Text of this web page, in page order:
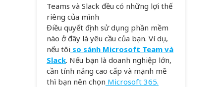
Teams và Slack đều có những lợi thế
riêng của mình
Điều quyết định sử dụng phần mềm
nào ở đây là yêu cầu của bạn. Ví dụ,
nếu tôi so sánh Microsoft Team và
Slack. Nếu bạn là doanh nghiệp lớn,
cần tính năng cao cấp và mạnh mẽ
thì bạn nên chọn Microsoft 365.